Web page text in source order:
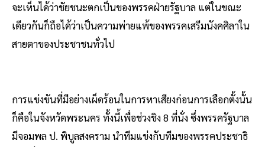
จะเห็นได้ว่าชัยชนะตกเป็นของพรรคฝ่ายรัฐบาล แต่ในขณะ
เดียวกันก็ถือได้ว่าเป็นความพ่ายแพ้ของพรรคเสรีมนังคศิลาใน
สายตาของประชาชนทั่วไป
การแข่งขันที่มีอย่างเผ็ดร้อนในการหาเสียงก่อนการเลือกตั้งนั้น
ก็คือในจังหวัดพระนคร ทั้งนี้เพื่อช่วงชิง 8 ที่นั่ง ซึ่งพรรครัฐบาล
มีจอมพล ป. พิบูลสงคราม นำทีมแข่งกับทีมของพรรคประชาธิ